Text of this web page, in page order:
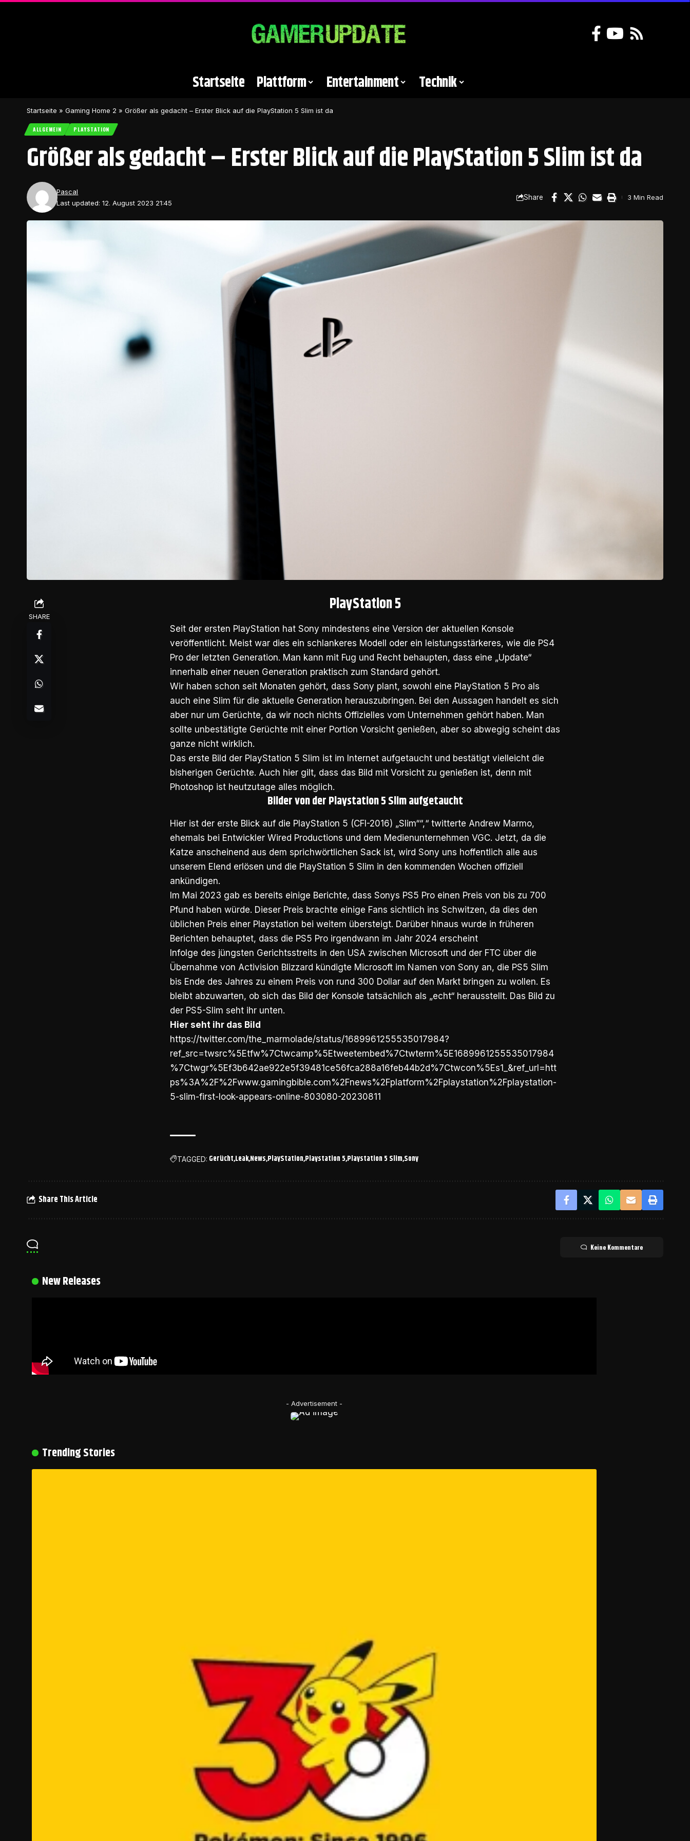
Startseite Plattform Entertainment Technik
Startseite » Gaming Home 2 » Größer als gedacht – Erster Blick auf die PlayStation 5 Slim ist da
ALLGEMEIN PLAYSTATION
Größer als gedacht – Erster Blick auf die PlayStation 5 Slim ist da
Last updated: 12. August 2023 21:45
Pascal
Share 3 Min Read
SHARE
PlayStation 5
Seit der ersten PlayStation hat Sony mindestens eine Version der aktuellen Konsole
veröffentlicht. Meist war dies ein schlankeres Modell oder ein leistungsstärkeres, wie die PS4
Pro der letzten Generation. Man kann mit Fug und Recht behaupten, dass eine „Update“
innerhalb einer neuen Generation praktisch zum Standard gehört.
Wir haben schon seit Monaten gehört, dass Sony plant, sowohl eine PlayStation 5 Pro als
auch eine Slim für die aktuelle Generation herauszubringen. Bei den Aussagen handelt es sich
aber nur um Gerüchte, da wir noch nichts Offizielles vom Unternehmen gehört haben. Man
sollte unbestätigte Gerüchte mit einer Portion Vorsicht genießen, aber so abwegig scheint das
ganze nicht wirklich.
Das erste Bild der PlayStation 5 Slim ist im Internet aufgetaucht und bestätigt vielleicht die
bisherigen Gerüchte. Auch hier gilt, dass das Bild mit Vorsicht zu genießen ist, denn mit
Photoshop ist heutzutage alles möglich.
Bilder von der Playstation 5 Slim aufgetaucht
Hier ist der erste Blick auf die PlayStation 5 (CFI-2016) „Slim““,“ twitterte Andrew Marmo,
ehemals bei Entwickler Wired Productions und dem Medienunternehmen VGC. Jetzt, da die
Katze anscheinend aus dem sprichwörtlichen Sack ist, wird Sony uns hoffentlich alle aus
unserem Elend erlösen und die PlayStation 5 Slim in den kommenden Wochen offiziell
ankündigen.
Im Mai 2023 gab es bereits einige Berichte, dass Sonys PS5 Pro einen Preis von bis zu 700
Pfund haben würde. Dieser Preis brachte einige Fans sichtlich ins Schwitzen, da dies den
üblichen Preis einer Playstation bei weitem übersteigt. Darüber hinaus wurde in früheren
Berichten behauptet, dass die PS5 Pro irgendwann im Jahr 2024 erscheint
Infolge des jüngsten Gerichtsstreits in den USA zwischen Microsoft und der FTC über die
Übernahme von Activision Blizzard kündigte Microsoft im Namen von Sony an, die PS5 Slim
bis Ende des Jahres zu einem Preis von rund 300 Dollar auf den Markt bringen zu wollen. Es
bleibt abzuwarten, ob sich das Bild der Konsole tatsächlich als „echt“ herausstellt. Das Bild zu
der PS5-Slim seht ihr unten.
Hier seht ihr das Bild
https://twitter.com/the_marmolade/status/1689961255535017984?
ref_src=twsrc%5Etfw%7Ctwcamp%5Etweetembed%7Ctwterm%5E1689961255535017984
%7Ctwgr%5Ef3b642ae922e5f39481ce56fca288a16feb44b2d%7Ctwcon%5Es1_&ref_url=htt
ps%3A%2F%2Fwww.gamingbible.com%2Fnews%2Fplatform%2Fplaystation%2Fplaystation-
5-slim-first-look-appears-online-803080-20230811
TAGGED: Gerücht LeakNews PlayStation Playstation 5 Playstation 5 Slim Sony
Share This Article
Keine Kommentare
New Releases
- Advertisement -
Trending Stories